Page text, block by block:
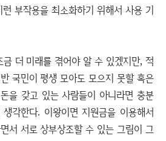
부작용을 최소화하기 위해서 사용 기
더 미래를 겪어야 알 수 있겠지만, 적
국민이 평생 모아도 모으지 못할 혹은
을 갖고 있는 사람들이 아니라면 충분
각한다. 이왕이면 지원금을 이용해서
서 서로 상부상조할 수 있는 그림이 그